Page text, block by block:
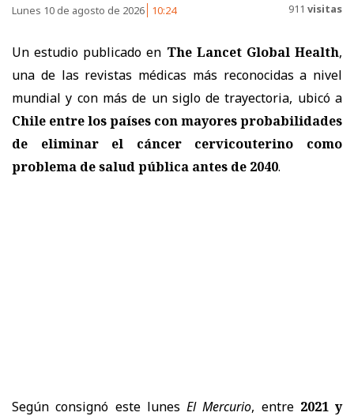
Lunes 10 de agosto de 2026 10:24 911 visitas
Un estudio publicado en The Lancet Global Health,
una de las revistas médicas más reconocidas a nivel
mundial y con más de un siglo de trayectoria, ubicó a
Chile entre los países con mayores probabilidades
de eliminar el cáncer cervicouterino como
problema de salud pública antes de 2040.
Según consignó este lunes El Mercurio, entre 2021 y